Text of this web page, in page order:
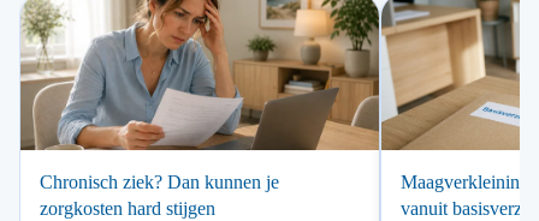
Chronisch ziek? Dan kunnen je
zorgkosten hard stijgen
Maagverkleining
vanuit